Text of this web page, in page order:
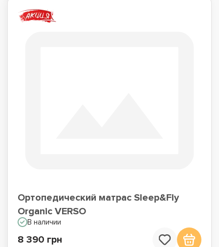
Ортопедический матрас Sleep&Fly
Organic VERSO
В наличии
8 390 грн